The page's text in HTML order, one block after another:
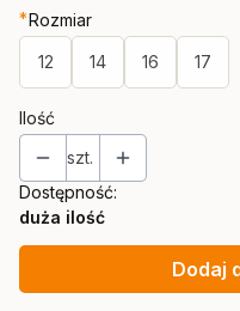
*Rozmiar
12 14 16 17
Ilość
szt.
Dostępność:
duża ilość
Dodaj